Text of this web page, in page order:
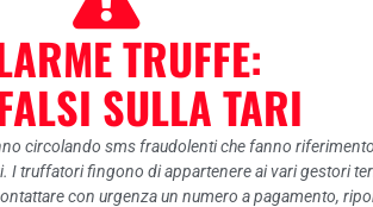
TRUFFE:
SULLA TARI
circolando sms fraudolenti che fanno
I truffatori fingono di appartenere ai vari gestori
con urgenza un numero a pagamento,